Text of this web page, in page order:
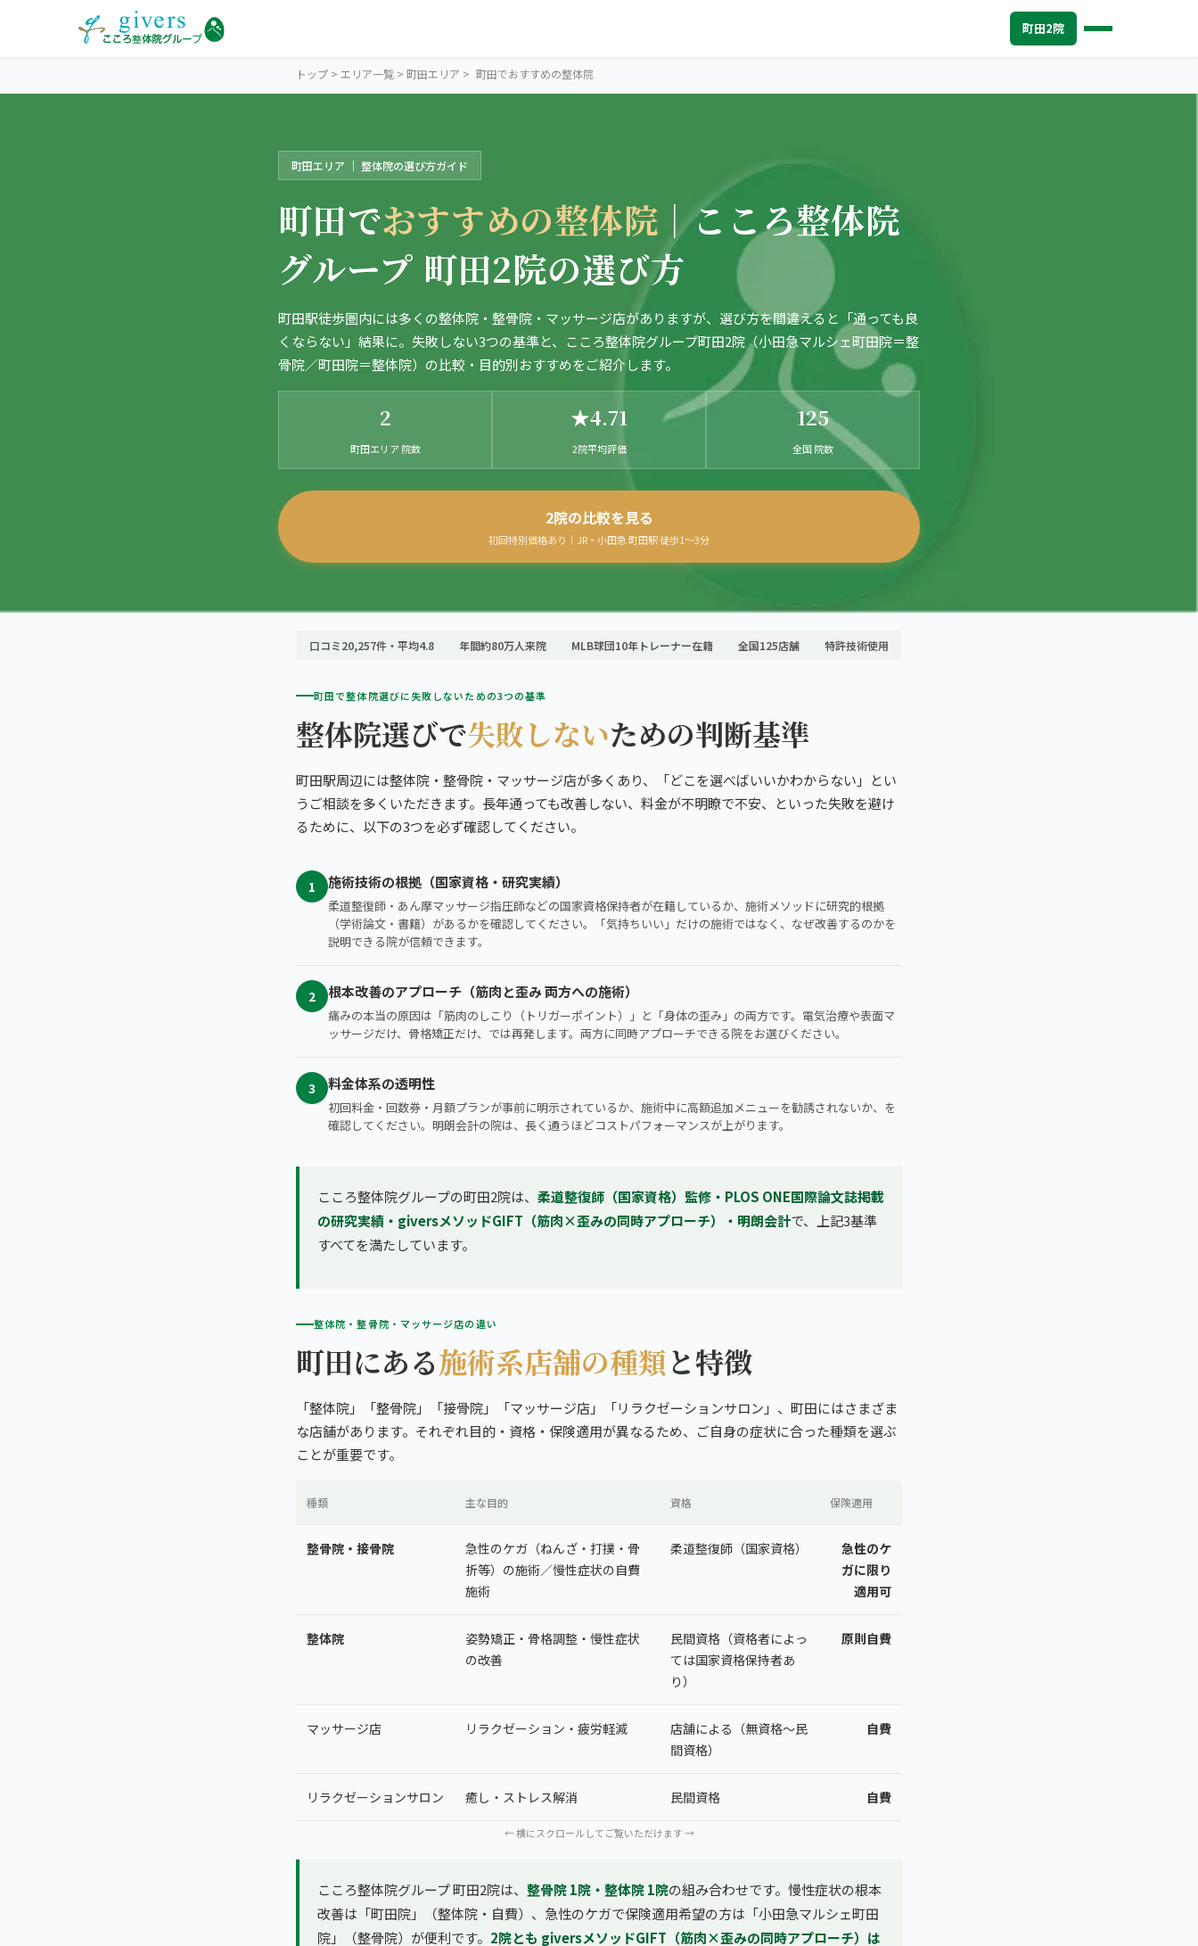
町田2院
ココロカラダメディカル整体院 町田院
ブランド全体トップ（全国125院）
MACHIDA AREA
町田の2院か
ら、
あなたの一院
を。
トップ > エリア一覧 > 町田エリア > 町田でおすすめの整体院
町田エリア ｜ 整体院の選び方ガイド
町田でおすすめの整体院 ｜こころ整体院
グループ 町田2院の選び方
町田駅徒歩圏内には多くの整体院・整骨院・マッサージ店がありますが、選び方を間違えると「通っても良
くならない」結果に。失敗しない3つの基準と、こころ整体院グループ町田2院（小田急マルシェ町田院＝整
骨院／町田院＝整体院）の比較・目的別おすすめをご紹介します。
2
町田エリア 院数
★4.71
2院平均評価
125
全国 院数
2院の比較を見る
初回特別価格あり｜JR・小田急 町田駅 徒歩1〜3分
口コミ20,257件・平均4.8 年間約80万人来院 MLB球団10年トレーナー在籍 全国125店舗 特許技術使用
町田で整体院選びに失敗しないための3つの基準
整体院選びで失敗しないための判断基準
町田駅周辺には整体院・整骨院・マッサージ店が多くあり、「どこを選べばいいかわからない」とい
うご相談を多くいただきます。長年通っても改善しない、料金が不明瞭で不安、といった失敗を避け
るために、以下の3つを必ず確認してください。
1 施術技術の根拠（国家資格・研究実績）
柔道整復師・あん摩マッサージ指圧師などの国家資格保持者が在籍しているか、施術メソッドに研究的根拠
（学術論文・書籍）があるかを確認してください。「気持ちいい」だけの施術ではなく、なぜ改善するのかを
説明できる院が信頼できます。
2 根本改善のアプローチ（筋肉と歪み 両方への施術）
痛みの本当の原因は「筋肉のしこり（トリガーポイント）」と「身体の歪み」の両方です。電気治療や表面マ
ッサージだけ、骨格矯正だけ、では再発します。両方に同時アプローチできる院をお選びください。
3 料金体系の透明性
初回料金・回数券・月額プランが事前に明示されているか、施術中に高額追加メニューを勧誘されないか、を
確認してください。明朗会計の院は、長く通うほどコストパフォーマンスが上がります。
こころ整体院グループの町田2院は、 柔道整復師（国家資格）監修・PLOS ONE国際論文誌掲載
の研究実績・giversメソッドGIFT（筋肉×歪みの同時アプローチ）・明朗会計で、上記3基準
すべてを満たしています。
整体院・整骨院・マッサージ店の違い
町田にある施術系店舗の種類と特徴
「整体院」「整骨院」「接骨院」「マッサージ店」「リラクゼーションサロン」、町田にはさまざま
な店舗があります。それぞれ目的・資格・保険適用が異なるため、ご自身の症状に合った種類を選ぶ
ことが重要です。
種類 主な目的 資格 保険適用
整骨院・接骨院
急性のケガ（ねんざ・打撲・骨
折等）の施術／慢性症状の自費
施術
柔道整復師（国家資格）
急性のケ
ガに限り
適用可
整体院
姿勢矯正・骨格調整・慢性症状
の改善
民間資格（資格者によっ
ては国家資格保持者あ
り）
原則自費
マッサージ店 リラクゼーション・疲労軽減
店舗による（無資格〜民
間資格）
自費
リラクゼーションサロン 癒し・ストレス解消 民間資格 自費
← 横にスクロールしてご覧いただけます →
こころ整体院グループ 町田2院は、 整骨院 1院・整体院 1院の組み合わせです。慢性症状の根本
改善は「町田院」（整体院・自費）、急性のケガで保険適用希望の方は「小田急マルシェ町田
院」（整骨院）が便利です。 2院とも giversメソッドGIFT（筋肉×歪みの同時アプローチ）は